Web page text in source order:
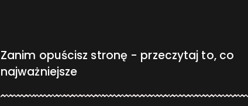
Zanim opuścisz stronę - przeczytaj to, co
najważniejsze